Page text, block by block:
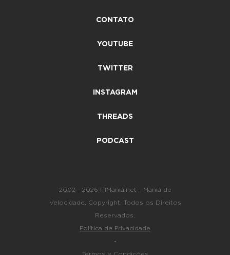
CONTATO
YOUTUBE
TWITTER
INSTAGRAM
THREADS
PODCAST
2002 - 2026 F1Mania.net - Mania de
Velocidade. Copyright. Todos os Direitos
Reservados.
Política de Privacidade
-